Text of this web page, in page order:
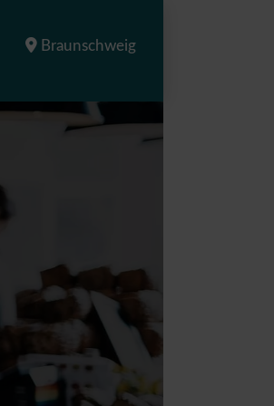
Braunschweig